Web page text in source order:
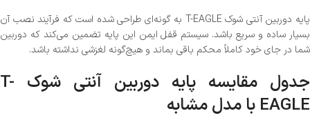
پایه دوربین آنتی شوک T-EAGLE به گونه‌ای طراحی شده است که فرآیند نصب آن
بسیار ساده و سریع باشد. سیستم قفل ایمن این پایه تضمین می‌کند که دوربین
شما در جای خود کاملاً محکم باقی بماند و هیچ‌گونه لغزشی نداشته باشد.
جدول مقایسه پایه دوربین آنتی شوک T-
EAGLE با مدل مشابه